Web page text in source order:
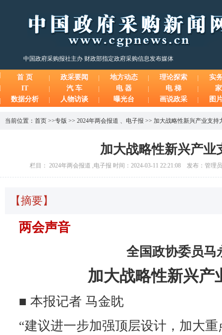
中国政府采购报社主办 财政部指定政府采购信息发布媒体
首 页 政采要闻 地方动态 理论探索
实
IT
汽 车 电 器 电 梯
数据分析
人物访谈 曝光台 画说政采 图
当前位置： 首页 >>专版 >> 2024年两会报道 、 电子报 >> 加大战略性新兴产业支持
加大战略性新兴产业
栏目： 2024年两会报道 ,电子报 时间：2024-03-11 22:21:08 发布：管理
【摘要】
两会声音
全国政协委员马
加大战略性新兴产
■ 本报记者 马金眈
“建议进一步加强顶层设计，加大